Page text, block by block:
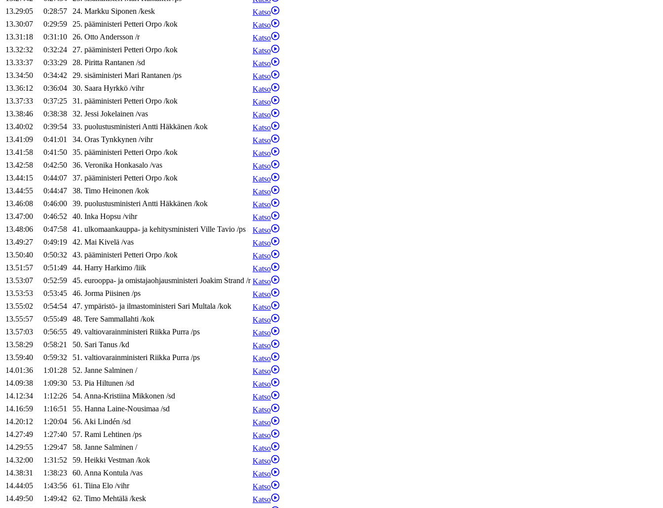
13.29:05
0:28:57 24. Markku Siponen /kesk
Katso
13.30:07
0:29:59 25. pääministeri Petteri Orpo /kok
Katso
13.31:18
0:31:10 26. OttoAndersson /r
Katso
13.32:32
0:32:24 27. pääministeri Petteri Orpo /kok
Katso
13.33:37
0:33:29 28. Piritta Rantanen /sd
Katso
13.34:50
0:34:42 29. sisäministeri Mari Rantanen /ps
Katso
13.36:12
0:36:04 30. Saara Hyrkkö /vihr
Katso
13.37:33
0:37:25 31. pääministeri Petteri Orpo /kok
Katso
13.38:46
0:38:38 32. Jessi Jokelainen /vas
Katso
13.40:02
0:39:54 33. puolustusministeriAntti Häkkänen /kok
Katso
13.41:09
0:41:01 34. Oras Tynkkynen /vihr
Katso
13.41:58
0:41:50 35. pääministeri Petteri Orpo /kok
Katso
13.42:58
0:42:50 36. Veronika Honkasalo /vas
Katso
13.44:15
0:44:07 37. pääministeri Petteri Orpo /kok
Katso
13.44:55
0:44:47 38. Timo Heinonen /kok
Katso
13.46:08
0:46:00 39. puolustusministeriAntti Häkkänen /kok
Katso
13.47:00
0:46:52 40. Inka Hopsu /vihr
Katso
13.48:06
0:47:58 41. ulkomaankauppa- ja kehitysministeri Ville Tavio /ps
Katso
13.49:27
0:49:19 42. Mai Kivelä /vas
Katso
13.50:40
0:50:32 43. pääministeri Petteri Orpo /kok
Katso
13.51:57
0:51:49 44. Harry Harkimo /liik
Katso
13.53:07
0:52:59 45. eurooppa- ja omistajaohjausministeri Joakim Strand /r Katso
13.53:53
0:53:45 46. Jorma Piisinen /ps
Katso
13.55:02
0:54:54 47. ympäristö- ja ilmastoministeri Sari Multala /kok
Katso
13.55:57
0:55:49 48. Tere Sammallahti /kok
Katso
13.57:03
0:56:55 49. valtiovarainministeri Riikka Purra /ps
Katso
13.58:29
0:58:21 50. Sari Tanus /kd
Katso
13.59:40
0:59:32 51. valtiovarainministeri Riikka Purra /ps
Katso
14.01:36
1:01:28 52. Janne Salminen /
Katso
14.09:38
1:09:30 53. Pia Hiltunen /sd
Katso
14.12:34
1:12:26 54. Anna-Kristiina Mikkonen /sd
Katso
14.16:59
1:16:51 55. Hanna Laine-Nousimaa /sd
Katso
14.20:12
1:20:04 56. Aki Lindén /sd
Katso
14.27:49
1:27:40 57. Rami Lehtinen /ps
Katso
14.29:55
1:29:47 58. Janne Salminen /
Katso
14.32:00
1:31:52 59. Heikki Vestman /kok
Katso
14.38:31
1:38:23 60. Anna Kontula /vas
Katso
14.44:05
1:43:56 61. Tiina Elo /vihr
Katso
14.49:50
1:49:42 62. Timo Mehtälä /kesk
Katso